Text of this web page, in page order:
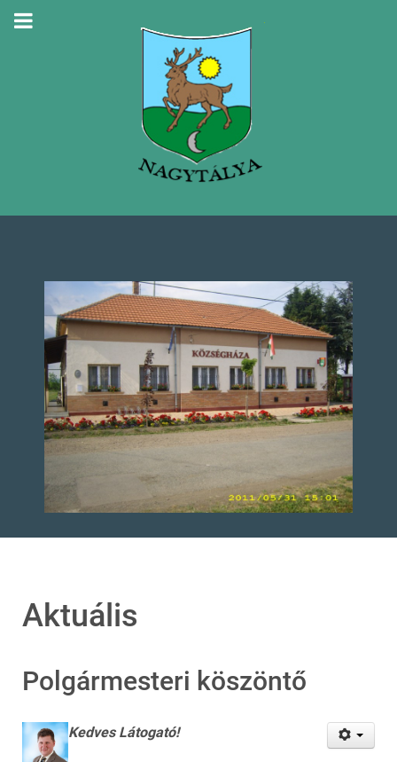
Aktuális
Polgármesteri köszöntő
Kedves Látogató!